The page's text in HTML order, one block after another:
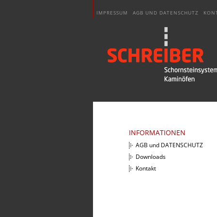
IMPRESSUM AGB UND DATENSCHUTZ
INFORMATIONEN
AGB und DATENSCHUTZ
Downloads
Kontakt